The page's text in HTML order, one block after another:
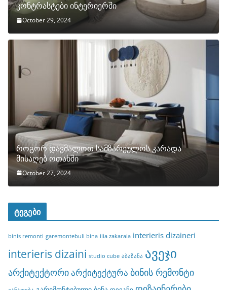
კონტრასტები ინტერიერში
October 29, 2024
როგორ დავმალოთ სამზარეულოს კარადა
მისაღებ ოთახში
October 27, 2024
ტეგები
binis remonti garemontebuli bina ilia zakaraia interieris dizaineri
interieris dizaini studio cube აბაზანა ავეჯი
არქიტექტორიარქიტექტურა ბინის რემონტი